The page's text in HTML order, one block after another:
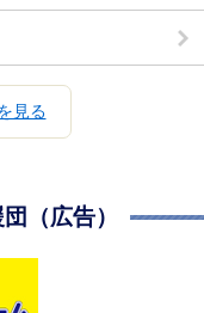
見る
（広告）